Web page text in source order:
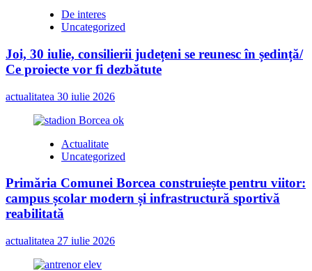
De interes
Uncategorized
Joi, 30 iulie, consilierii județeni se reunesc în ședință/
Ce proiecte vor fi dezbătute
actualitatea 30 iulie 2026
Actualitate
Uncategorized
Primăria Comunei Borcea construiește pentru viitor:
campus școlar modern și infrastructură sportivă
reabilitată
actualitatea 27 iulie 2026